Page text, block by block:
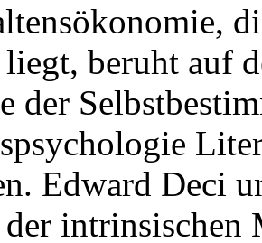
beruht auf
der
Edward Deci
intrinsischen